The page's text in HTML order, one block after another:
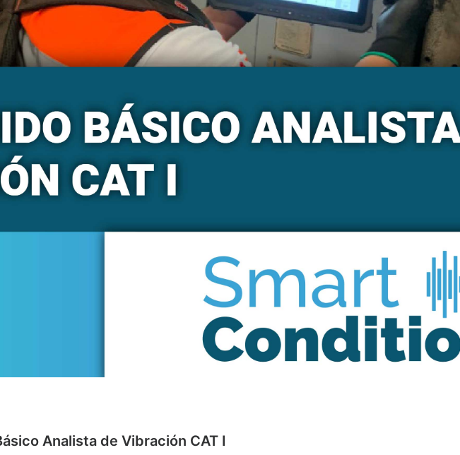
Analista de Vibración CAT I